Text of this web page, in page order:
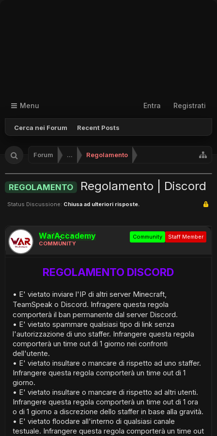
Menu
Cerca nei Forum Recent Posts
Entra Registrati
Forum ... Regolamento
REGOLAMENTO Regolamento | Discord
Status Discussione: Chiusa ad ulteriori risposte.
WarAccademy
COMMUNITY
Staff Member
Community
REGOLAMENTO DISCORD
• E' vietato inviare l'IP di altri server Minecraft,
TeamSpeak o Discord. Infragere questa regola
comporterà il ban permanente dal server Discord.
• E' vietato spammare qualsiasi tipo di link senza
l'autorizzazione di uno staffer. Infrangere questa regola
comporterà un time out di 1 giorno nei confronti
dell'utente.
• E' vietato insultare o mancare di rispetto ad uno staffer.
Infrangere questa regola comporterà un time out di 1
giorno.
• E' vietato insultare o mancare di rispetto ad altri utenti.
Infrangere questa regola comporterà un time out di 1 ora
o di 1 giorno a discrezione dello staffer in base alla gravità.
• E' vietato floodare all'interno di qualsiasi canale
testuale. Infrangere questa regola comporterà un time out